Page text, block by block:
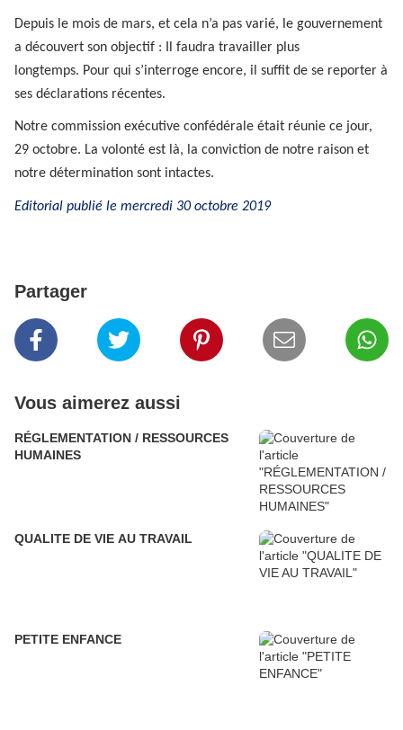
Depuis le mois de mars, et cela n’a pas varié, le gouvernement
a découvert son objectif : Il faudra travailler plus
longtemps. Pour qui s’interroge encore, il suffit de se reporter à
ses déclarations récentes.
Notre commission exécutive confédérale était réunie ce jour,
29 octobre. La volonté est là, la conviction de notre raison et
notre détermination sont intactes.
Editorial publié le mercredi 30 octobre 2019
Partager
Vous aimerez aussi
RÉGLEMENTATION / RESSOURCES
HUMAINES
QUALITE DE VIE AU TRAVAIL
PETITE ENFANCE